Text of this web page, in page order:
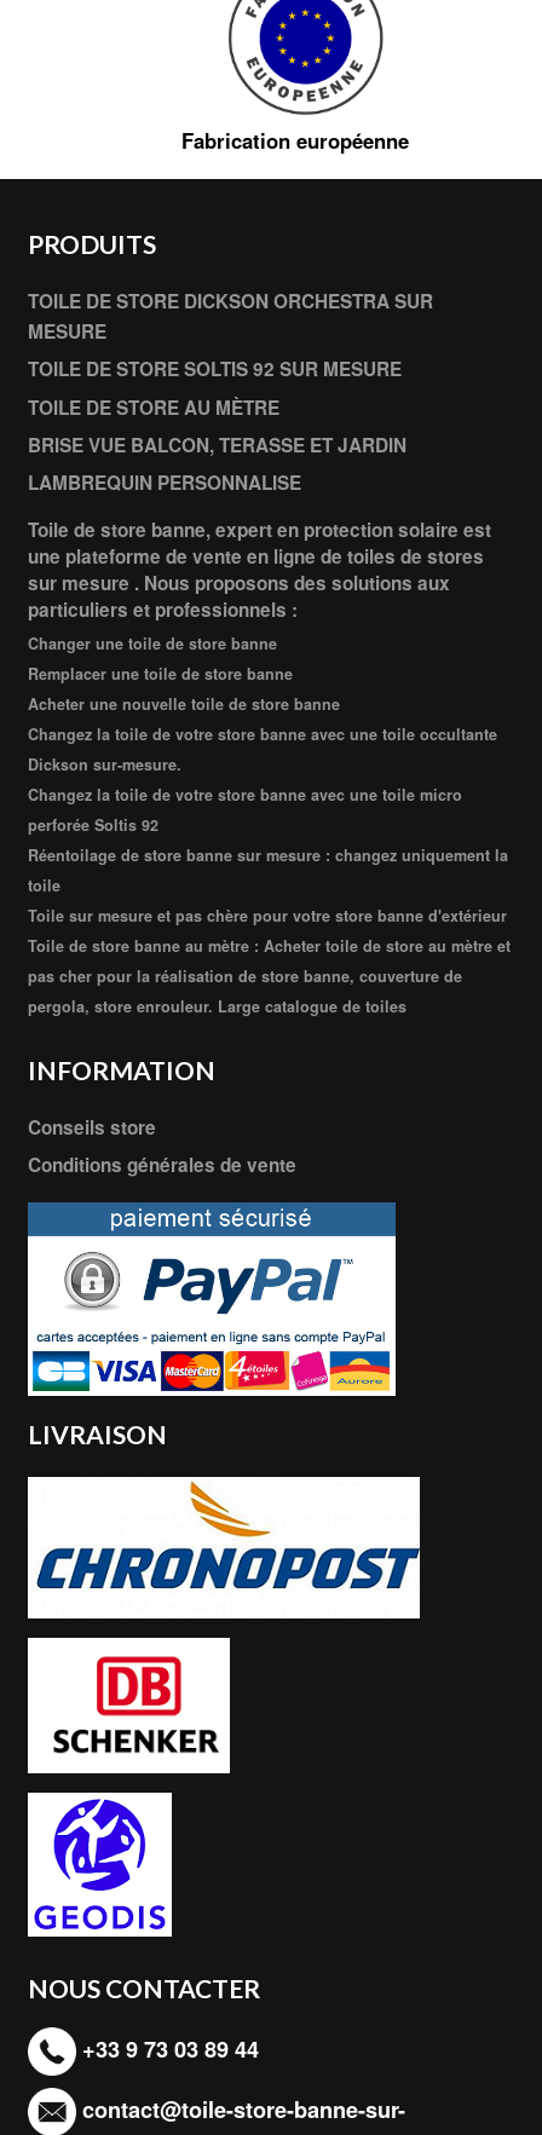
Fabrication européenne
PRODUITS
TOILE DE STORE DICKSON ORCHESTRA SUR
MESURE
TOILE DE STORE SOLTIS 92 SUR MESURE
TOILE DE STORE AU MÈTRE
BRISE VUE BALCON, TERASSE ET JARDIN
LAMBREQUIN PERSONNALISE
Toile de store banne, expert en protection solaire est
une plateforme de vente en ligne de toiles de stores
sur mesure . Nous proposons des solutions aux
particuliers et professionnels :
Changer une toile de store banne
Remplacer une toile de store banne
Acheter une nouvelle toile de store banne
Changez la toile de votre store banne avec une toile occultante
Dickson sur-mesure.
Changez la toile de votre store banne avec une toile micro
perforée Soltis 92
Réentoilage de store banne sur mesure : changez uniquement la
toile
Toile sur mesure et pas chère pour votre store banne d'extérieur
Toile de store banne au mètre : Acheter toile de store au mètre et
pas cher pour la réalisation de store banne, couverture de
pergola, store enrouleur. Large catalogue de toiles
INFORMATION
Conseils store
Conditions générales de vente
LIVRAISON
NOUS CONTACTER
+33 9 73 03 89 44
contact@toile-store-banne-sur-